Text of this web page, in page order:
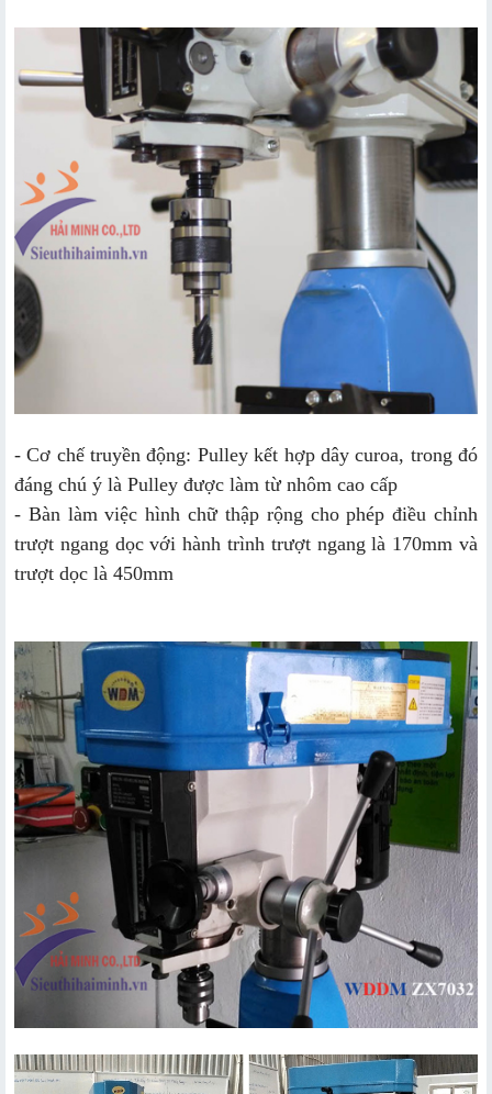
- Cơ chế truyền động: Pulley kết hợp dây curoa, trong đó
đáng chú ý là Pulley được làm từ nhôm cao cấp
- Bàn làm việc hình chữ thập rộng cho phép điều chỉnh
trượt ngang dọc với hành trình trượt ngang là 170mm và
trượt dọc là 450mm